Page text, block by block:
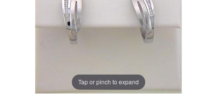
Ohrschmuck
Tap or pinch to expand